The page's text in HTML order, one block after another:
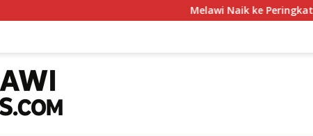
Melawi Naik ke Peringkat 10